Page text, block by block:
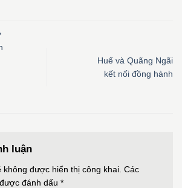
Huế và Quãng Ngãi
kết nối đồng hành
luận
không được hiển thị công khai. Các
đánh dấu *